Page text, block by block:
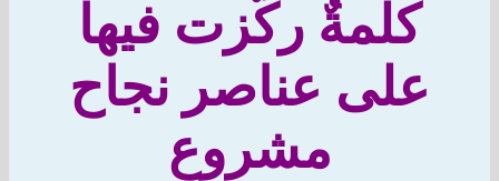
كلمةٌ ركّزت فيها
على عناصر نجاح
مشروع